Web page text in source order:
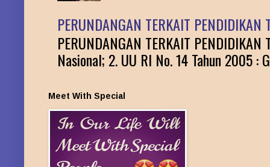
PERUNDANGAN TERKAIT PENDIDIKAN
PERUNDANGAN TERKAIT
Nasional; 2. UU RI No. 14 Tahun 2005 :
Meet With Special